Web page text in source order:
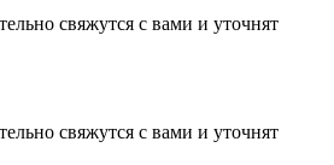
свяжутся с вами и уточнят
свяжутся с вами и уточнят